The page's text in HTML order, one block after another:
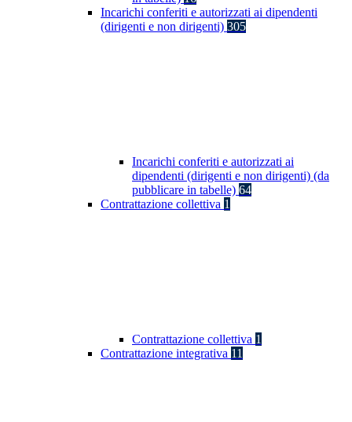
Incarichi conferiti e autorizzati ai dipendenti
(dirigenti e non dirigenti) 305
Incarichi conferiti e autorizzati ai
dipendenti (dirigenti e non dirigenti) (da
pubblicare in tabelle) 64
Contrattazione collettiva 1
Contrattazione collettiva 1
Contrattazione integrativa 11